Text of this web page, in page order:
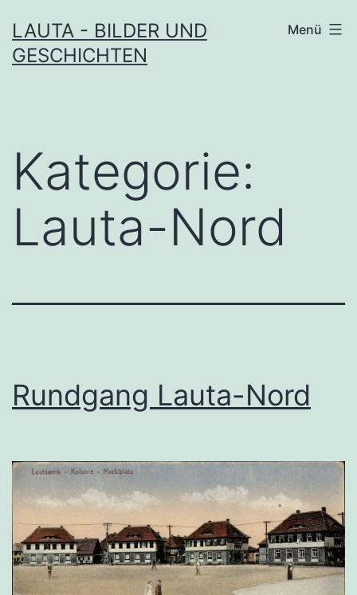
Inhalt
springen
LAUTA - BILDER UND
GESCHICHTEN
Menü
Kategorie:
Lauta-Nord
Rundgang Lauta-Nord